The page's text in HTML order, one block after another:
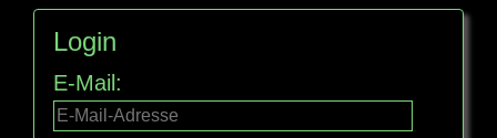
Login
E-Mail: